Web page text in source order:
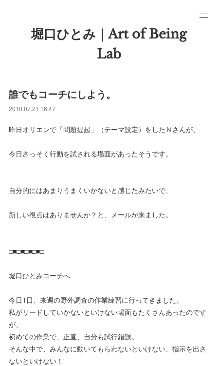
堀口ひとみ｜Art of Being
Lab
誰でもコーチにしよう。
2010.07.21 16:47
昨日オリエンで「問題提起」（テーマ設定）をしたＮさんが、
今日さっそく行動を試される場面があったそうです。
自分的にはあまりうまくいかないと感じたみたいで、
新しい視点はありませんか？と、メールが来ました。
□■□■□■□■□
堀口ひとみコーチへ
今日1日、来週の野外調査の作業練習に行ってきました。
私がリードしていかないといけない場面もたくさんあったのです
が、
初めての作業で、正直、自分も試行錯誤。
そんな中で、みんなに動いてもらわないといけない、指示を出さ
ないといけない！